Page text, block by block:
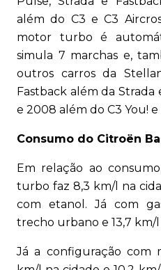
além do C3 e C3
motor turbo é
simula 7 marchas e,
outros carros da
Fastback além da
e 2008 além do C3 You! e
Consumo do Citroën
Em relação ao
turbo faz 8,3 km/l na
com etanol. Já com
trecho urbano e 13,7
Já a configuração com